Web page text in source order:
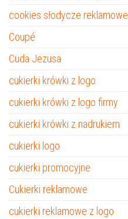
cookies słodycze reklamowe
Coupé
Cuda Jezusa
cukierki krówki z logo
cukierki krówki z logo firmy
cukierki krówki z nadrukiem
cukierki logo
cukierki promocyjne
Cukierki reklamowe
cukierki reklamowe z logo